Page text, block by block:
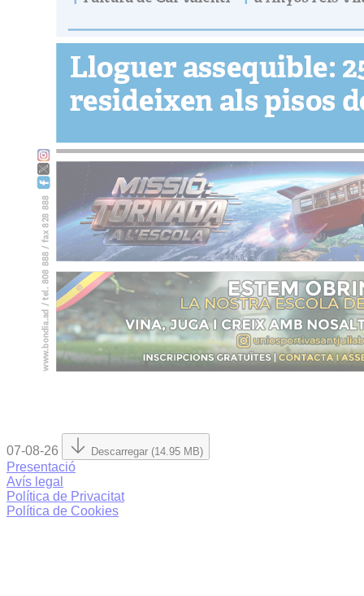
07-08-26 Descarregar (14.95 MB)
Presentació
Avís legal
Política de Privacitat
Política de Cookies